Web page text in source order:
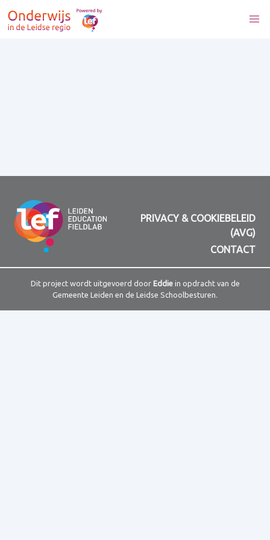
PRIVACY & COOKIEBELEID
(AVG)
CONTACT
Dit project wordt uitgevoerd door Eddiein opdracht van de
Gemeente Leiden en de Leidse Schoolbesturen.